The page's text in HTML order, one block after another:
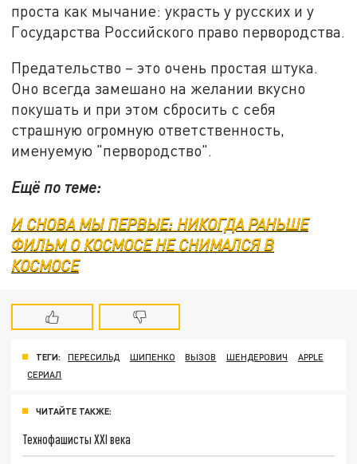
проста как мычание: украсть у русских и у
Государства Российского право первородства.
Предательство – это очень простая штука.
Оно всегда замешано на желании вкусно
покушать и при этом сбросить с себя
страшную огромную ответственность,
именуемую "первородство".
Ещё по теме:
И СНОВА МЫ ПЕРВЫЕ: НИКОГДА РАНЬШЕ
ФИЛЬМ О КОСМОСЕ НЕ СНИМАЛСЯ В
КОСМОСЕ
ТЕГИ: ПЕРЕСИЛЬД ШИПЕНКО ВЫЗОВ ШЕНДЕРОВИЧ
APPLE
СЕРИАЛ
ЧИТАЙТЕ ТАКЖЕ:
Технофашисты XXI века